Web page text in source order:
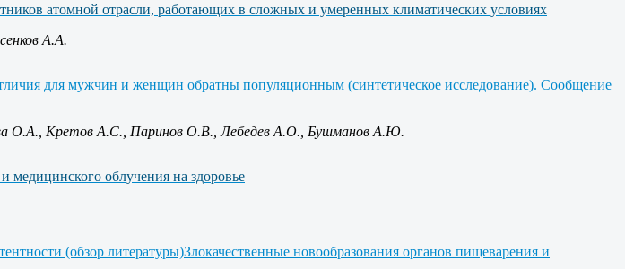
атомной отрасли, работающих в сложных и умеренных климатических условиях
А.А.
для мужчин и женщин обратны популяционным (синтетическое исследование). Сообщение
О.А., Кретов А.С., Паринов О.В.,Лебедев А.О., Бушманов А.Ю.
медицинского облучения на здоровье
(обзор литературы)Злокачественные новообразования органов пищеварения и